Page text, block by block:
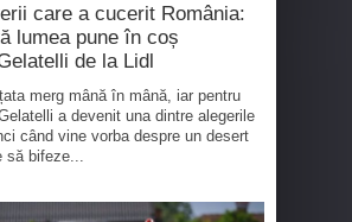
care a cucerit România:
lumea pune în coș
de la Lidl
merg mână în mână, iar pentru
a devenit una dintre alegerile
când vine vorba despre un desert
bifeze...